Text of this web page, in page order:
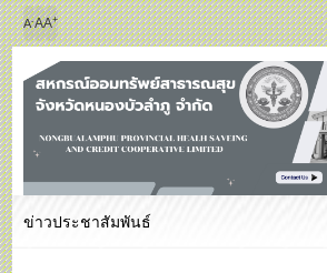
A-AA+
ข่าวประชาสัมพันธ์